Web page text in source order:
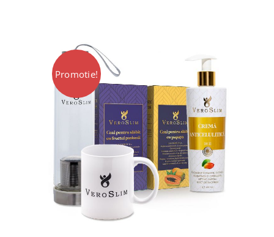
Locatii Veroslim
Promotie!